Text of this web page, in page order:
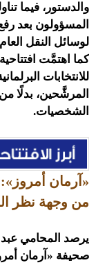
والدستور، فيما
المسؤولون بعد
لوسائل النقل
كما اهتمَّت
للانتخابات
المرشَّحين، بدلًا
الشخصيات.
«آرمان
من وجهة نظر
يرصد المحامي
صحيفة «آرمان